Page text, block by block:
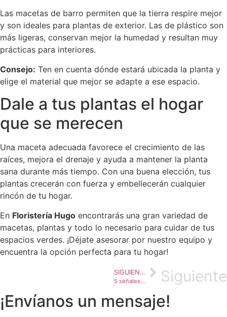
Las macetas de barro permiten que la tierra respire mejor
y son ideales para plantas de exterior. Las de plástico son
más ligeras, conservan mejor la humedad y resultan muy
prácticas para interiores.
Consejo: Ten en cuenta dónde estará ubicada la planta y
elige el material que mejor se adapte a ese espacio.
Dale a tus plantas el hogar
que se merecen
Una maceta adecuada favorece el crecimiento de las
raíces, mejora el drenaje y ayuda a mantener la planta
sana durante más tiempo. Con una buena elección, tus
plantas crecerán con fuerza y embellecerán cualquier
rincón de tu hogar.
En Floristería Hugo encontrarás una gran variedad de
macetas, plantas y todo lo necesario para cuidar de tus
espacios verdes. ¡Déjate asesorar por nuestro equipo y
encuentra la opción perfecta para tu hogar!
SIGUIENTE
5 señales que indican que tu planta necesita ayuda Siguiente
¡Envíanos un mensaje!